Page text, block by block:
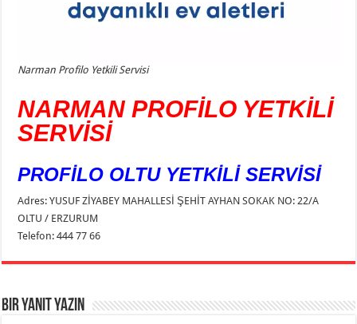
Narman Profilo Yetkili Servisi
NARMAN PROFİLO YETKİLİ
SERVİSİ
PROFİLO OLTU YETKİLİ SERVİSİ
Adres: YUSUF ZİYABEY MAHALLESİ ŞEHİT AYHAN SOKAK NO: 22/A
OLTU / ERZURUM
Telefon: 444 77 66
Bir yanıt yazın